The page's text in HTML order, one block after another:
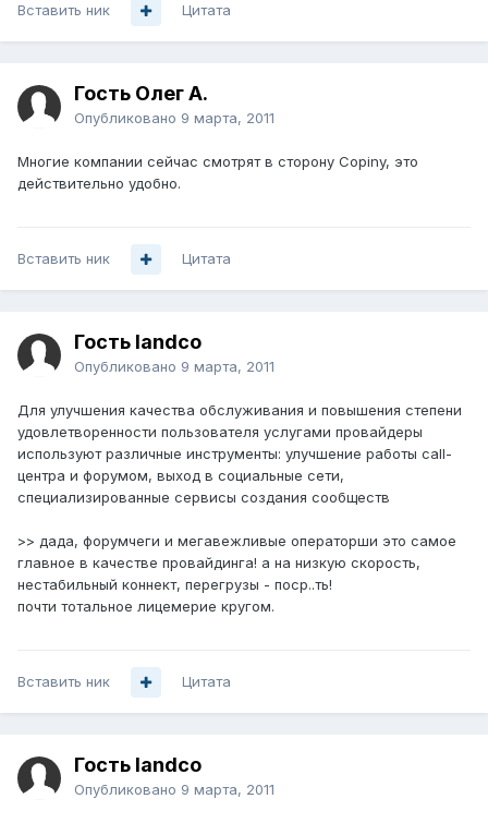
Вставить ник Цитата
Гость Олег А.
Опубликовано 9 марта, 2011
Многие компании сейчас смотрят в сторону Copiny, это
действительно удобно.
Вставить ник Цитата
Гость landco
Опубликовано 9 марта, 2011
Для улучшения качества обслуживания и повышения степени
удовлетворенности пользователя услугами провайдеры
используют различные инструменты: улучшение работы call-
центра и форумом, выход в социальные сети,
специализированные сервисы создания сообществ
>> дада, форумчеги и мегавежливые операторши это самое
главное в качестве провайдинга! а на низкую скорость,
нестабильный коннект, перегрузы - поср..ть!
почти тотальное лицемерие кругом.
Вставить ник Цитата
Гость landco
Опубликовано 9 марта, 2011